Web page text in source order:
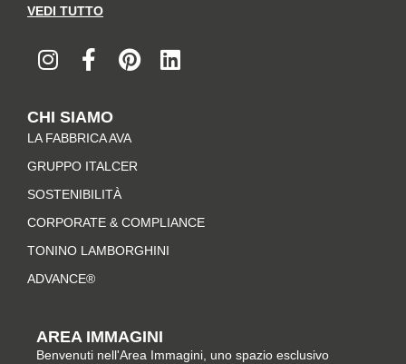
VEDI TUTTO
n
s
a
g
r
a
m
a
c
b
o
o
k
-
f
i
n
r
e
t
i
n
CHI SIAMO
LA FABBRICA AVA
GRUPPO ITALCER
SOSTENIBILITÀ
CORPORATE & COMPLIANCE
TONINO LAMBORGHINI
ADVANCE®
AREA IMMAGINI
Benvenuti nell'Area Immagini, uno spazio esclusivo